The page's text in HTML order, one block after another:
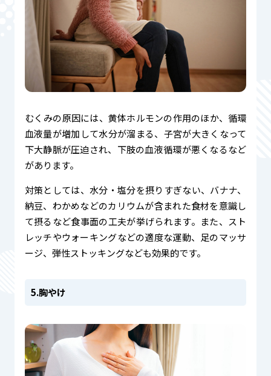
むくみの原因には、黄体ホルモンの作用のほか、循環
血液量が増加して水分が溜まる、子宮が大きくなって
下大静脈が圧迫され、下肢の血液循環が悪くなるなど
があります。
対策としては、水分・塩分を摂りすぎない、バナナ、
納豆、わかめなどのカリウムが含まれた食材を意識し
て摂るなど食事面の工夫が挙げられます。また、スト
レッチやウォーキングなどの適度な運動、足のマッサ
ージ、弾性ストッキングなども効果的です。
5.胸やけ